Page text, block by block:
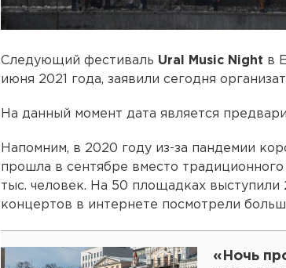
Следующий фестиваль Ural Music Night в
июня 2021 года, заявили сегодня
На данный момент дата является
Напомним, в 2020 году из-за пандемии
прошла в сентябре вместо
тыс. человек. На 50 площадках выступили
концертов в интернете посмотрели
«Ночь